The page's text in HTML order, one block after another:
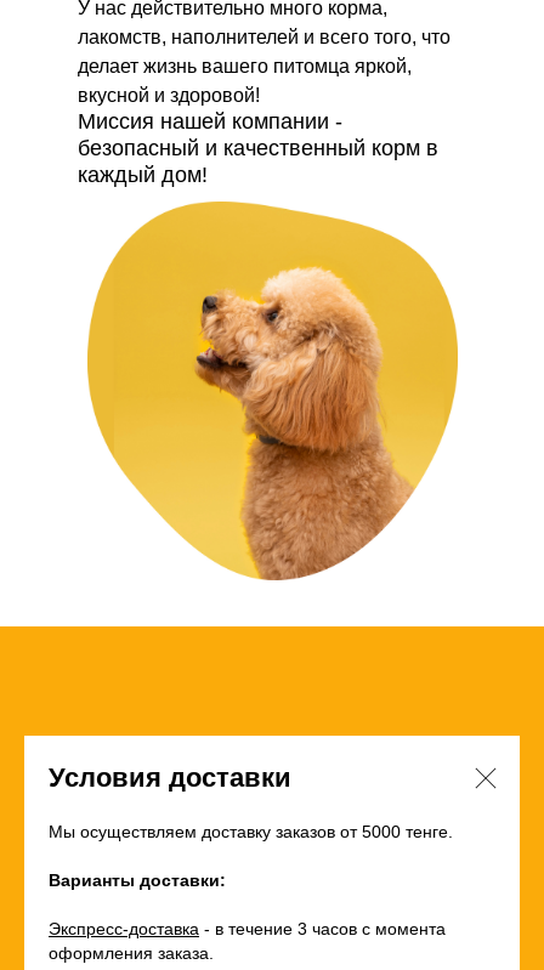
У нас действительно много корма,
лакомств, наполнителей и всего того, что
делает жизнь вашего питомца яркой,
вкусной и здоровой!
Миссия нашей компании -
безопасный и качественный корм в
каждый дом!
Условия доставки
Мы осуществляем доставку заказов от 5000 тенге.
Варианты доставки:
Экспресс-доставка - в течение 3 часов с момента
оформления заказа.